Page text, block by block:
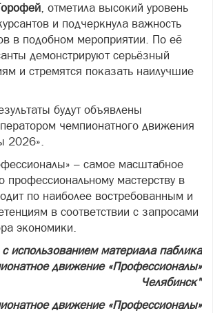
, отметила высокий уровень
и подчеркнула важность
в подобном мероприятии. По её
демонстрируют серьёзный
и стремятся показать наилучшие
будут объявлены
чемпионатного движения
2026».
– самое масштабное
профессиональному мастерству в
по наиболее востребованным и
в соответствии с запросами
экономики.
использованием материала паблика
движение «Профессионалы»
Челябинск"
движение «Профессионалы»